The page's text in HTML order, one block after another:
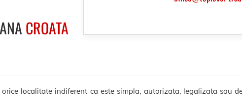
CROATA
localitate indiferent ca este simpla, autorizata, legalizata sau